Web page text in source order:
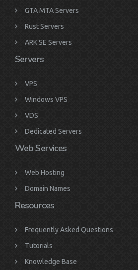
GTA MTA Servers
Rust Servers
ARK SE Servers
Servers
VPS
Windows VPS
VDS
Dedicated Servers
Web Services
Web Hosting
Domain Names
Resources
Frequently Asked Questions
Tutorials
Knowledge Base